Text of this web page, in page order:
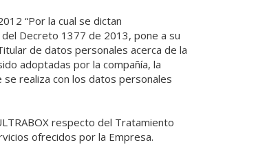
“Por la cual se dictan
Decreto 1377 de 2013, pone a su
de datos personales acerca de la
adoptadas por la compañía, la
realiza con los datos personales
respecto del Tratamiento
ofrecidos por la Empresa.